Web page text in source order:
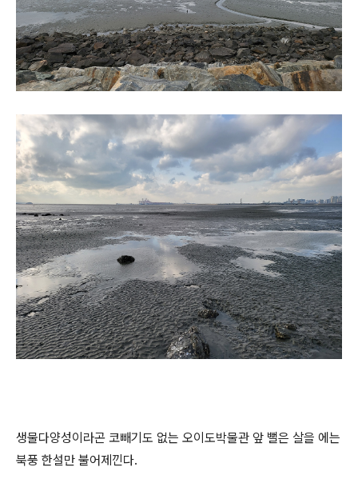
생물다양성이라곤 코빼기도 없는 오이도박물관 앞 뻘은 살을 에는
북풍 한설만 불어제낀다.